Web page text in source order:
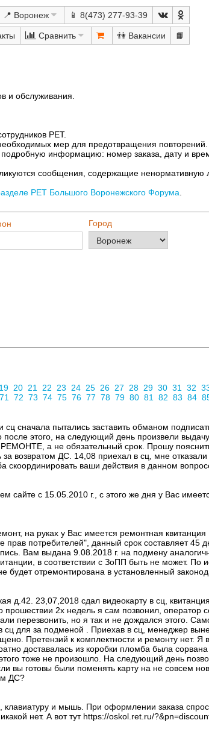
📍 Воронеж 📱 8(473) 277-93-39
Сравнить 👫 📙
и обслуживания.
РЕТ.
мер для предотвращения повторений.
информацию: номер заказа, дату и
сообщения, содержащие ненормативную
РЕТ Большого Воронежского Форума
Город
19 20 21 22 23 24 25 26 27 28 29 30 31 32
71 72 73 74 75 76 77 78 79 80 81 82 83 84
сначала пытались заставить обманом
после этого, на следующий день произвели
а не обязательный срок. Прошу пояснить
возвратом ДС. 14,08 приехал в сц, мне
ваши действия в данном
сайте с 15.05.2010 г., с этого же дня у Вас
на руках у Вас имеется ремонтная квитанция
потребителей", данный срок составляет
Вам выдана 9.08.2018 г. на подмену
в соответствии с ЗоПП быть не может.
отремонтирована в установленный
д.42. 23,07,2018 сдал видеокарту в сц,
прошествии 2х недель я сам позвонил,
перезвонить, но я так и не дождался этого.
для за подменой . Приехав в сц, менеджер
Претензий к комплектности и ремонту
доставалась из коробки пломба была
тоже не произошло. На следующий день
вы готовы были поменять карту на не совсем
ДС?
и мышь. При оформлении заказа
нет. А вот тут https://oskol.ret.ru/